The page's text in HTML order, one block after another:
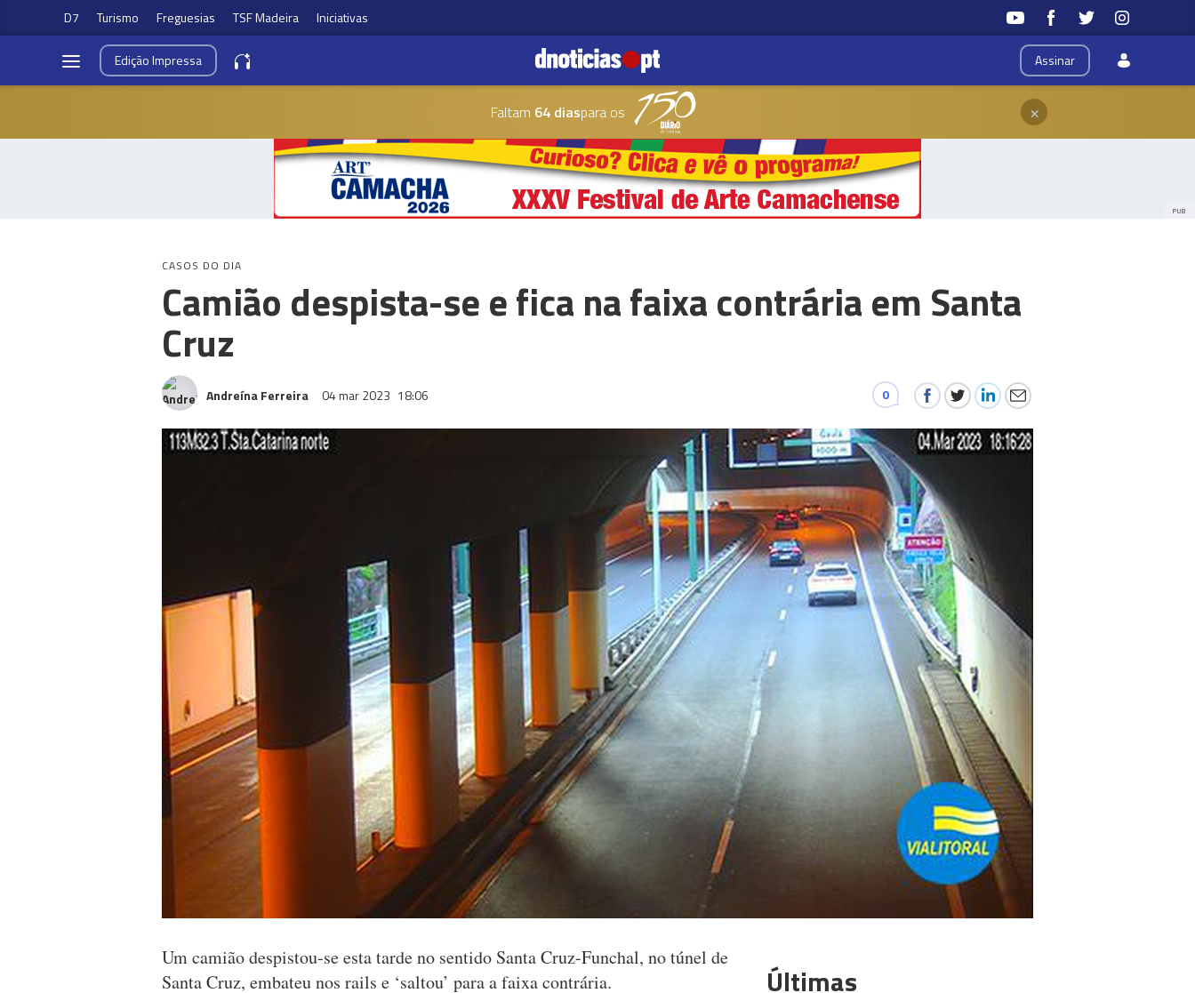
D7 Turismo Freguesias TSF Madeira Iniciativas
Assinar
EdiçãoImpressa
Faltam 64 diaspara os ×
PUB
CASOS DO DIA
Camião despista-se e fica na faixa contrária em Santa
Cruz
Andreína Ferreira 04 mar 2023 18:06 0
Um camião despistou-se esta tarde no sentido Santa Cruz-Funchal, no túnel de
Santa Cruz, embateu nos rails e ‘saltou’ para a faixa contrária.
Últimas